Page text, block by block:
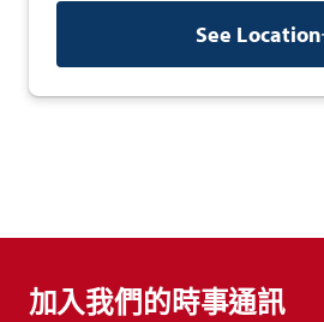
See Location
加入我們的時事通訊